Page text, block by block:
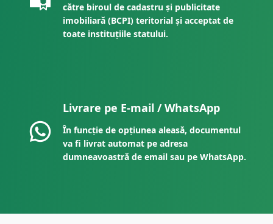
către biroul de cadastru și publicitate
imobiliară (BCPI) teritorial și acceptat de
toate instituțiile statului.
Livrare pe E-mail / WhatsApp
În funcție de opțiunea aleasă, documentul
va fi livrat automat pe adresa
dumneavoastră de email sau pe WhatsApp.